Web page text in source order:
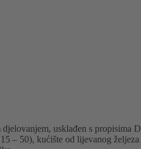
djelovanjem, usklađen s propisima
– 50), kućište od lijevanog